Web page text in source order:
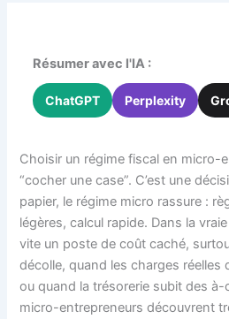
Résumer avec l'IA :
ChatGPT Perplexity
Choisir un régime fiscal en micro-
“cocher une case”. C’est une
papier, le régime micro rassure :
légères, calcul rapide. Dans la
vite un poste de coût caché,
décolle, quand les charges réelles
ou quand la trésorerie subit des
micro-entrepreneurs découvrent